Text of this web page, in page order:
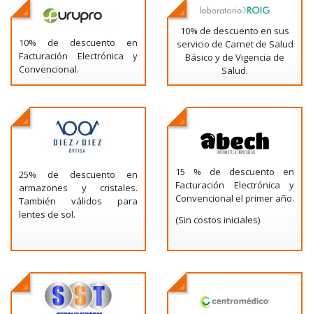
10% de descuento en
Facturación Electrónica y
Convencional.
10% de descuento en sus
servicio de Carnet de Salud
Básico y de Vigencia de
Salud.
25% de descuento en
armazones y cristales.
También válidos para
lentes de sol.
15 % de descuento en
Facturación Electrónica y
Convencional el primer año.
(Sin costos iniciales)